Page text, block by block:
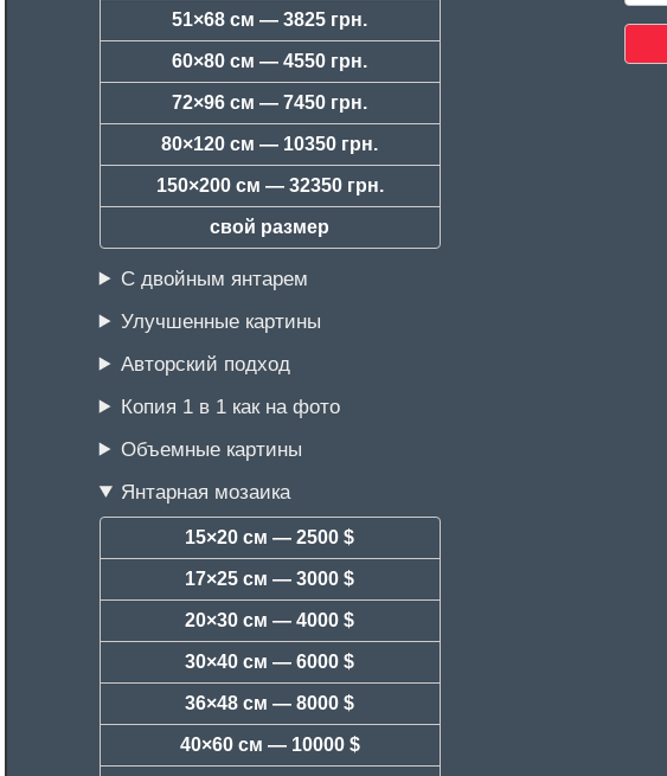
51×68 см —3825 грн.
60×80 см —4550 грн.
72×96 см —7450 грн.
80×120 см — 10350 грн.
150×200 см — 32350 грн.
свой размер
С двойным янтарем
Улучшенные картины
Авторский подход
Копия 1 в 1 как на фото
Объемные картины
Янтарная мозаика
15×20 см —2500 $
17×25 см —3000 $
20×30 см —4000 $
30×40 см —6000 $
36×48 см —8000 $
40×60 см — 10000 $